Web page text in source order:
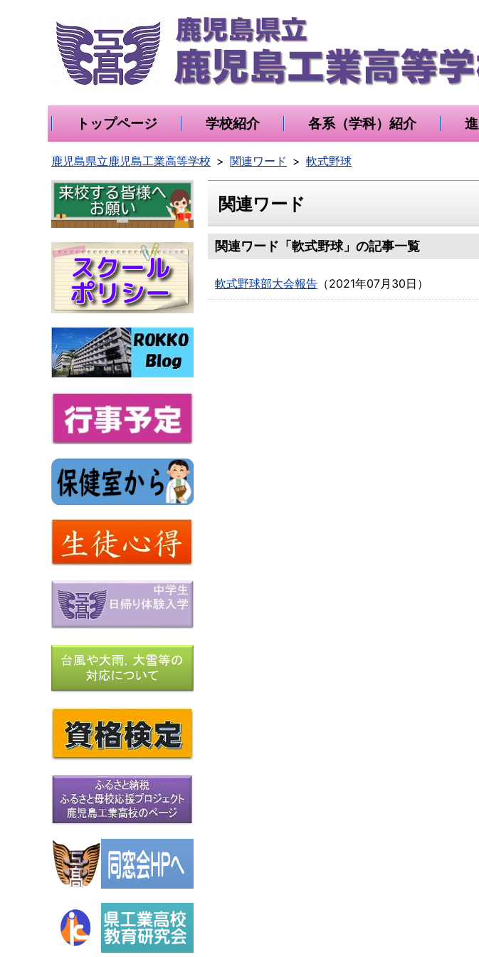
トップページ 学校紹介 各系（学科）紹介
鹿児島県立鹿児島工業高等学校 関連ワード 軟式野球
関連ワード
関連ワード「軟式野球」の記事一覧
軟式野球部大会報告 （2021年07月30日 ）